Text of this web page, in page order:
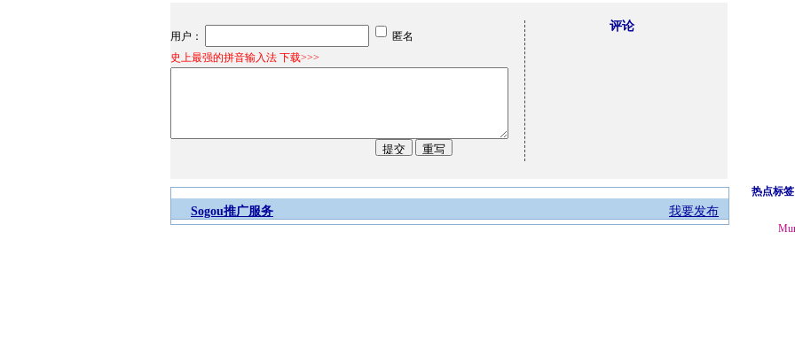
用户：
匿名
史上最强的拼音输入法 下载>>>
评论
我要发布
Sogou推广服务
热点标签